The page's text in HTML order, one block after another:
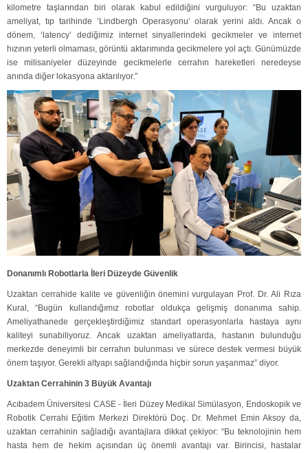
kilometre taşlarından biri olarak kabul edildiğini vurguluyor: “Bu uzaktan
ameliyat, tıp tarihinde ‘Lindbergh Operasyonu’ olarak yerini aldı. Ancak o
dönem, ‘latency’ dediğimiz internet sinyallerindeki gecikmeler ve internet
hızının yeterli olmaması, görüntü aktarımında gecikmelere yol açtı. Günümüzde
ise milisaniyeler düzeyinde gecikmelerle cerrahın hareketleri neredeyse
anında diğer lokasyona aktarılıyor.”
Donanımlı Robotlarla İleri Düzeyde Güvenlik
Uzaktan cerrahide kalite ve güvenliğin önemini vurgulayan Prof. Dr. Ali Rıza
Kural, “Bugün kullandığımız robotlar oldukça gelişmiş donanıma sahip.
Ameliyathanede gerçekleştirdiğimiz standart operasyonlarla hastaya aynı
kaliteyi sunabiliyoruz. Ancak uzaktan ameliyatlarda, hastanın bulunduğu
merkezde deneyimli bir cerrahın bulunması ve sürece destek vermesi büyük
önem taşıyor. Gerekli altyapı sağlandığında hiçbir sorun yaşanmaz” diyor.
Uzaktan Cerrahinin 3 Büyük Avantajı
Acıbadem Üniversitesi CASE - İleri Düzey Medikal Simülasyon, Endoskopik ve
Robotik Cerrahi Eğitim Merkezi Direktörü Doç. Dr. Mehmet Emin Aksoy da,
uzaktan cerrahinin sağladığı avantajlara dikkat çekiyor: “Bu teknolojinin hem
hasta hem de hekim açısından üç önemli avantajı var. Birincisi, hastalar